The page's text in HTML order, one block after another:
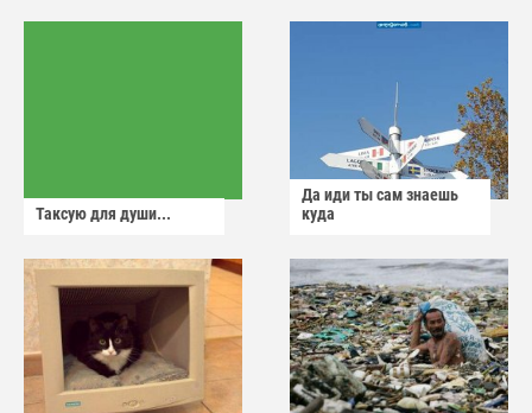
Таксую для души...
Да иди ты сам знаешь
куда